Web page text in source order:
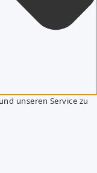
unseren Service zu